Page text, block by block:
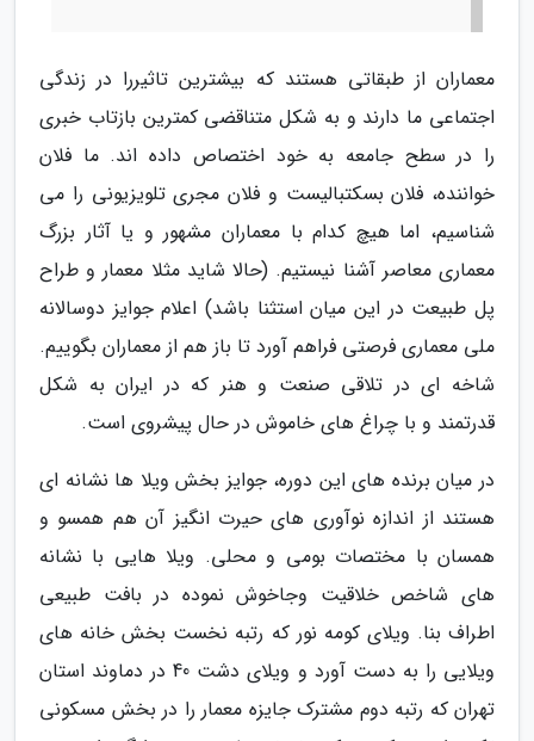
معماران از طبقاتی هستند که بیشترین تاثیررا در زندگی
اجتماعی ما دارند و به شکل متناقضی کمترین بازتاب خبری
را در سطح جامعه به خود اختصاص داده اند. ما فلان
خواننده، فلان بسکتبالیست و فلان مجری تلویزیونی را می
شناسیم، اما هیچ کدام با معماران مشهور و یا آثار بزرگ
معماری معاصر آشنا نیستیم. (حالا شاید مثلا معمار و طراح
پل طبیعت در این میان استثنا باشد) اعلام جوایز دوسالانه
ملی معماری فرصتی فراهم آورد تا باز هم از معماران بگوییم.
شاخه ای در تلاقی صنعت و هنر که در ایران به شکل
قدرتمند و با چراغ های خاموش در حال پیشروی است.
در میان برنده های این دوره، جوایز بخش ویلا ها نشانه ای
هستند از اندازه نوآوری های حیرت انگیز آن هم همسو و
همسان با مختصات بومی و محلی. ویلا هایی با نشانه
های شاخص خلاقیت وجاخوش نموده در بافت طبیعی
اطراف بنا. ویلای کومه نور که رتبه نخست بخش خانه های
ویلایی را به دست آورد و ویلای دشت 40 در دماوند استان
تهران که رتبه دوم مشترک جایزه معمار را در بخش مسکونی